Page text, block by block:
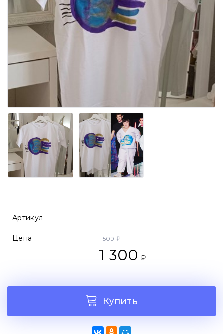
Артикул
Цена 1 500 ₽
1 300 ₽
Купить